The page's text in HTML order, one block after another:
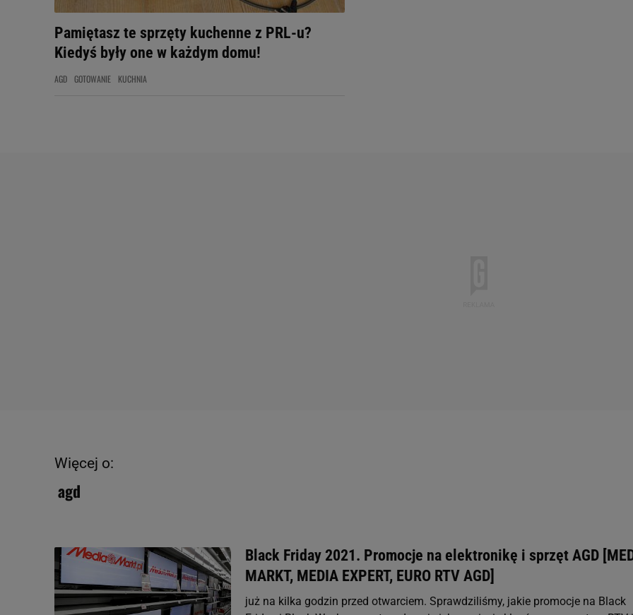
Pamiętasz te sprzęty kuchenne z PRL-u?
Kiedyś były one w każdym domu!
AGD GOTOWANIE KUCHNIA
Więcej o:
agd
Black Friday 2021. Promocje na elektronikę i sprzęt AGD
MARKT, MEDIA EXPERT, EURO RTV AGD]
już na kilka godzin przed otwarciem. Sprawdziliśmy, jakie promocje na Black